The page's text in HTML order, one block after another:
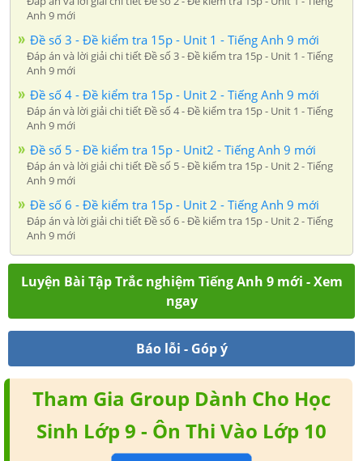
Anh 9 mới
Đề số 3 - Đề kiểm tra 15p - Unit 1 - Tiếng Anh 9 mới
Đáp án và lời giải chi tiết Đề số 3 - Đề kiểm tra 15p - Unit 1 - Tiếng
Anh 9 mới
Đề số 4 - Đề kiểm tra 15p - Unit 2 - Tiếng Anh 9 mới
Đáp án và lời giải chi tiết Đề số 4 - Đề kiểm tra 15p - Unit 1 - Tiếng
Anh 9 mới
Đề số 5 - Đề kiểm tra 15p - Unit2 - Tiếng Anh 9 mới
Đáp án và lời giải chi tiết Đề số 5 - Đề kiểm tra 15p - Unit 2 - Tiếng
Anh 9 mới
Đề số 6 - Đề kiểm tra 15p - Unit 2 - Tiếng Anh 9 mới
Đáp án và lời giải chi tiết Đề số 6 - Đề kiểm tra 15p - Unit 2 - Tiếng
Anh 9 mới
Luyện Bài Tập Trắc nghiệm Tiếng Anh 9 mới - Xem
ngay
Báo lỗi - Góp ý
Tham Gia Group Dành Cho Học
Sinh Lớp 9 - Ôn Thi Vào Lớp 10